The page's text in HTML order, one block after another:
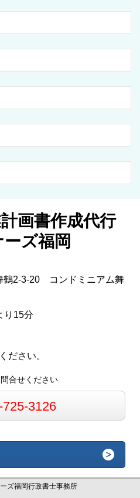
画書作成代行
ズ福岡
鶴2-3-20 コンドミニアム舞
り15分
ださい。
合せください
3126
ズ福岡行政書士事務所